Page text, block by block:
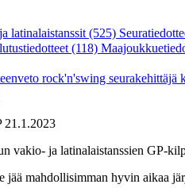
latinalaistanssit (525)
(118)
rock'n'swing seurakehittäjä
21.1.2023
vakio- ja latinalaistanssien GP-
jää mahdollisimman hyvin aikaa